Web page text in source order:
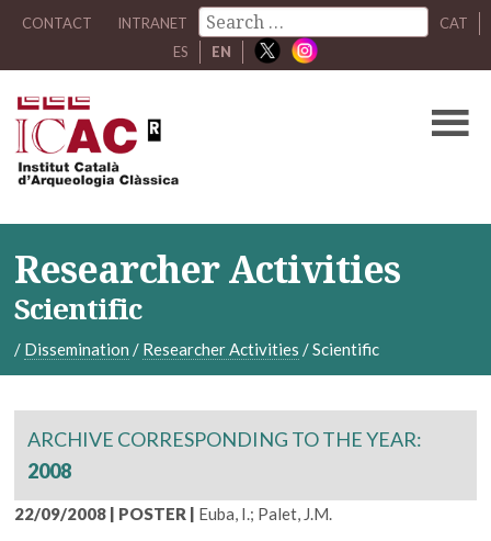
CONTACT INTRANET
CAT
ES
EN
Researcher Activities
Scientific
/ Dissemination / Researcher Activities /Scientific
ARCHIVE CORRESPONDING TO THE YEAR:
2008
22/09/2008 | POSTER | Euba, I.; Palet, J.M.